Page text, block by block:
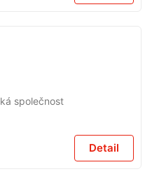
společnost
Detail